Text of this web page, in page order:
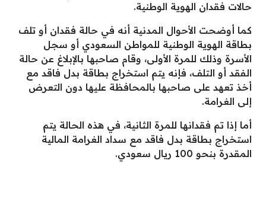
حالات فقدان الهوية الوطنية.
كما أوضحت الأحوال المدنية أنه في حالة فقدان أو تلف
بطاقة الهوية الوطنية للمواطن السعودي أو سجل
الأسرة وذلك للمرة الأولى، وقام صاحبها بالإبلاغ عن حالة
الفقد أو التلف، فإنه يتم استخراج بطاقة بدل فاقد مع
أخذ تعهد على صاحبها بالمحافظة عليها دون التعرض
إلى الغرامة.
أما إذا تم فقدانها للمرة الثانية، في هذه الحالة يتم
استخراج بطاقة بدل فاقد مع سداد الغرامة المالية
المقدرة بنحو 100 ريال سعودي.